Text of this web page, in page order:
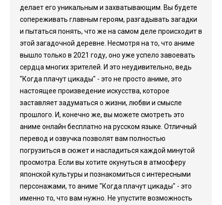
делает его уникальным и захватывающим. Вы будете
сопереживать главным героям, разгадывать загадки
и пытаться понять, что же на самом деле происходит в
этой загадочной деревне. Несмотря на то, что аниме
вышло только в 2021 году, оно уже успело завоевать
сердца многих зрителей. И это неудивительно, ведь
"Когда плачут цикады" - это не просто аниме, это
настоящее произведение искусства, которое
заставляет задуматься о жизни, любви и смысле
прошлого. И, конечно же, вы можете смотреть это
аниме онлайн бесплатно на русском языке. Отличный
перевод и озвучка позволят вам полностью
погрузиться в сюжет и насладиться каждой минутой
просмотра. Если вы хотите окунуться в атмосферу
японской культуры и познакомиться с интересными
персонажами, то аниме "Когда плачут цикады" - это
именно то, что вам нужно. Не упустите возможность